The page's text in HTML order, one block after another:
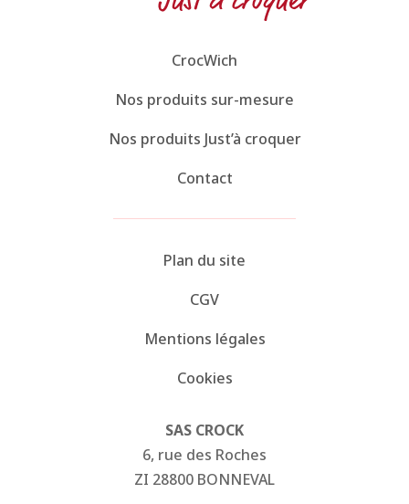
CrocWich
Nos produits sur-mesure
Nos produits Just’à croquer
Contact
Plan du site
CGV
Mentions légales
Cookies
SAS CROCK
6, rue des Roches
ZI 28800 BONNEVAL